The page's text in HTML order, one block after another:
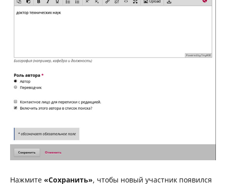
Нажмите «Сохранить», чтобы новый участник появился